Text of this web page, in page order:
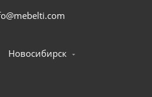
Новосибирск